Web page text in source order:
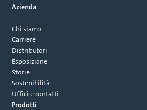
Azienda
Chi siamo
Carriere
Distributori
Esposizione
Storie
Sostenibilità
Uffici e contatti
Prodotti